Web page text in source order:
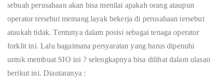
sebuah perusahaan akan bisa menilai apakah orang ataupun
operator tersebut memang layak bekerja di perusahaan tersebut
ataukah tidak. Tentunya dalam posisi sebagai tenaga operator
forklit ini. Lalu bagaimana persyaratan yang harus dipenuhi
untuk membuat SIO ini ? selengkapnya bisa dilihat dalam ulasan
berikut ini. Diantaranya :